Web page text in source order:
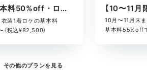
【7〜9月限定】基本料50%off・ロケキャンペーン
装1着ロケの基本料
税込¥82,500）
10月〜11月末
基本料55%off
その他のプランを見る